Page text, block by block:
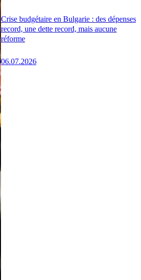
Crise budgétaire en Bulgarie : des dépenses
record, une dette record, mais aucune
réforme
06.07.2026